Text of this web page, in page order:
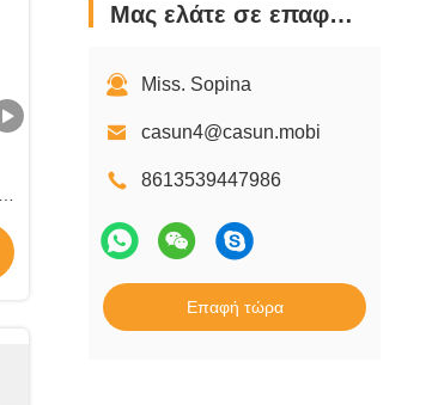
Stepper οδηγός ελεγκτών
Stepper εξαρτήματα μηχανών
Μας ελάτε σε επαφή με
Miss. Sopina
casun4@casun.mobi
8613539447986
Επαφή τώρα